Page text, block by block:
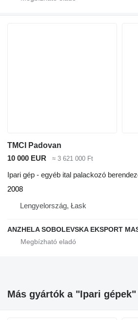
TMCI Padovan
10 000 EUR
≈ 3 621 000 Ft
Ipari gép - egyéb ital palackozó
2008
Lengyelország, Łask
ANZHELA SOBOLEVSKA EKSPORT
Más gyártók a "Ipari gépek"